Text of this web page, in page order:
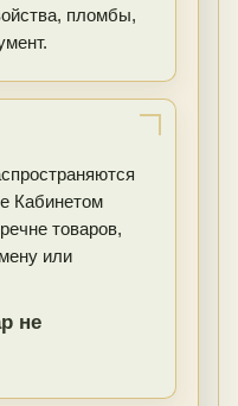
пломбы,
Кабинетом
товаров,
или
не